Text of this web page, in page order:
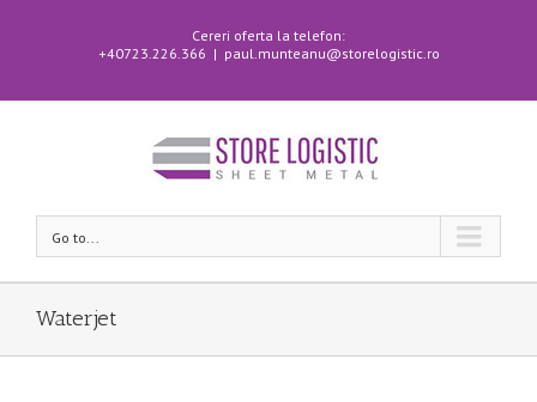
Cereri oferta la telefon:
+40723.226.366 | paul.munteanu@storelogistic.ro
Go to...
Waterjet